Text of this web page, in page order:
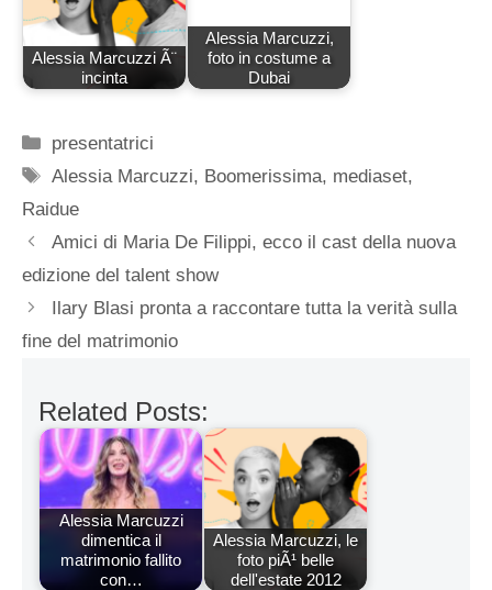
Alessia Marcuzzi Ã¨
incinta
Alessia Marcuzzi,
foto in costume a
Dubai
Categorie
presentatrici
Tag
Alessia Marcuzzi, Boomerissima, mediaset,
Raidue
Amici di Maria De Filippi, ecco il cast della nuova
edizione del talent show
Ilary Blasi pronta a raccontare tutta la verità sulla
fine del matrimonio
Related Posts:
Alessia Marcuzzi
dimentica il
matrimonio fallito
con…
Alessia Marcuzzi, le
foto piÃ¹ belle
dell'estate 2012